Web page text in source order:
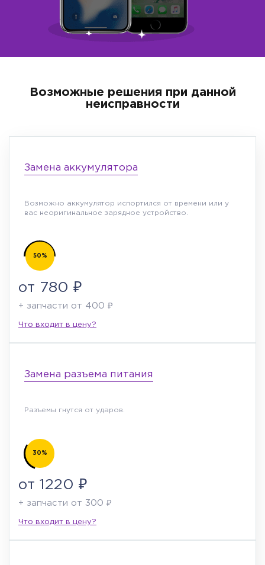
Возможные решения при данной
неисправности
Замена аккумулятора
Возможно аккумулятор испортился от времени или у
вас неоригинальное зарядное устройство.
50%
от 780 ₽
+ запчасти от 400 ₽
Что входит в цену?
Замена разъема питания
Разъемы гнутся от ударов.
30%
от 1220 ₽
+ запчасти от 300 ₽
Что входит в цену?